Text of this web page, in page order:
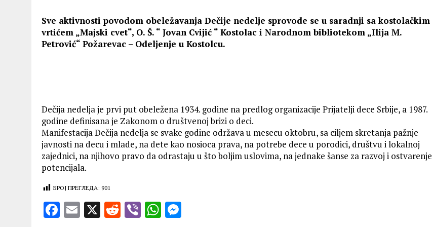
Sve aktivnosti povodom obeležavanja Dečije nedelje sprovode se u saradnji sa kostolačkim
vrtićem „Majski cvet“, O. Š. “ Jovan Cvijić “ Kostolac i Narodnom bibliotekom „Ilija M.
Petrović“ Požarevac – Odeljenje u Kostolcu.
Dečija nedelja je prvi put obeležena 1934. godine na predlog organizacije Prijatelji dece Srbije, a 1987.
godine definisana je Zakonom o društvenoj brizi o deci.
Manifestacija Dečija nedelja se svake godine održava u mesecu oktobru, sa ciljem skretanja pažnje
javnosti na decu i mlade, na dete kao nosioca prava, na potrebe dece u porodici, društvu i lokalnoj
zajednici, na njihovo pravo da odrastaju u što boljim uslovima, na jednake šanse za razvoj i ostvarenje
potencijala.
БРОЈ ПРЕГЛЕДА: 901
F E X R V W